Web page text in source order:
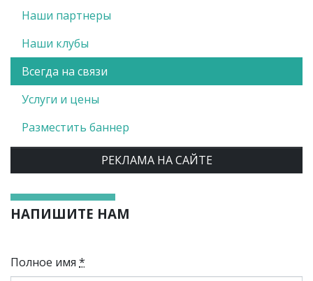
Наши партнеры
Наши клубы
Всегда на связи
Услуги и цены
Разместить баннер
РЕКЛАМА НА САЙТЕ
НАПИШИТЕ НАМ
Полное имя *